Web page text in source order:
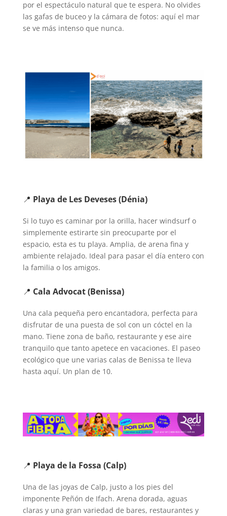
por el espectáculo natural que te espera. No olvides
las gafas de buceo y la cámara de fotos: aquí el mar
se ve más intenso que nunca.
📍 Playa de Les Deveses (Dénia)
Si lo tuyo es caminar por la orilla, hacer windsurf o
simplemente estirarte sin preocuparte por el
espacio, esta es tu playa. Amplia, de arena fina y
ambiente relajado. Ideal para pasar el día entero con
la familia o los amigos.
📍 Cala Advocat (Benissa)
Una cala pequeña pero encantadora, perfecta para
disfrutar de una puesta de sol con un cóctel en la
mano. Tiene zona de baño, restaurante y ese aire
tranquilo que tanto apetece en vacaciones. El paseo
ecológico que une varias calas de Benissa te lleva
hasta aquí. Un plan de 10.
📍 Playa de la Fossa (Calp)
Una de las joyas de Calp, justo a los pies del
imponente Peñón de Ifach. Arena dorada, aguas
claras y una gran variedad de bares, restaurantes y